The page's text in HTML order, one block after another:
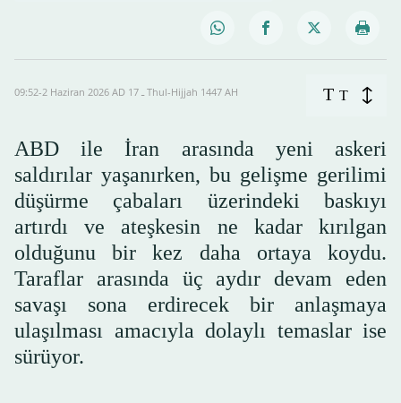
09:52-2 Haziran 2026 AD ـ 17 Thul-Hijjah 1447 AH T T
ABD ile İran arasında yeni askeri
saldırılar yaşanırken, bu gelişme gerilimi
düşürme çabaları üzerindeki baskıyı
artırdı ve ateşkesin ne kadar kırılgan
olduğunu bir kez daha ortaya koydu.
Taraflar arasında üç aydır devam eden
savaşı sona erdirecek bir anlaşmaya
ulaşılması amacıyla dolaylı temaslar ise
sürüyor.